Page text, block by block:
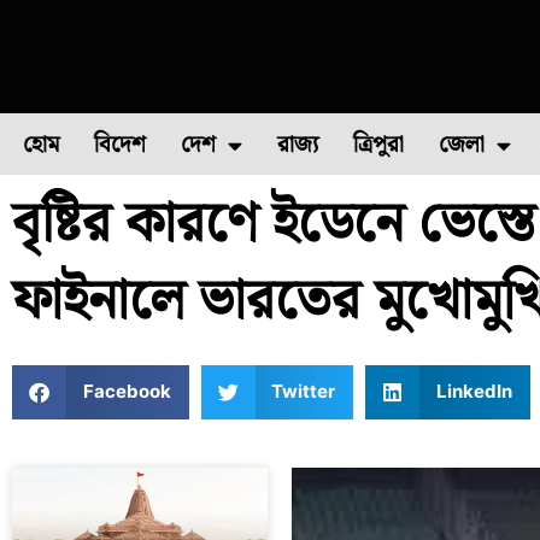
হোম বিদেশ দেশ
ফুল চাষ ফল চাষ মাছ চাষ পোল্ট্রি চাষ
রাজ্য ত্রিপুরা জেলা
উত্তর ২৪ পরগনা
বৃষ্টির কারণে ইডেনে
ফাইনালে ভারতের
Facebook Twitter LinkedIn